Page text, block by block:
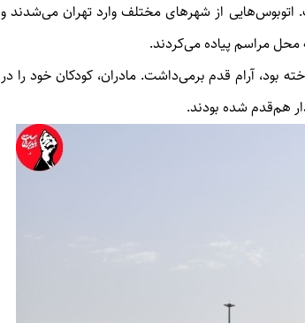
از شهرهای مختلف وارد تهران می‌شدند و
مراسم پیاده می‌کردند.
بود، آرام قدم برمی‌داشت. مادران، کودکان خود را در
هم‌قدم شده بودند.